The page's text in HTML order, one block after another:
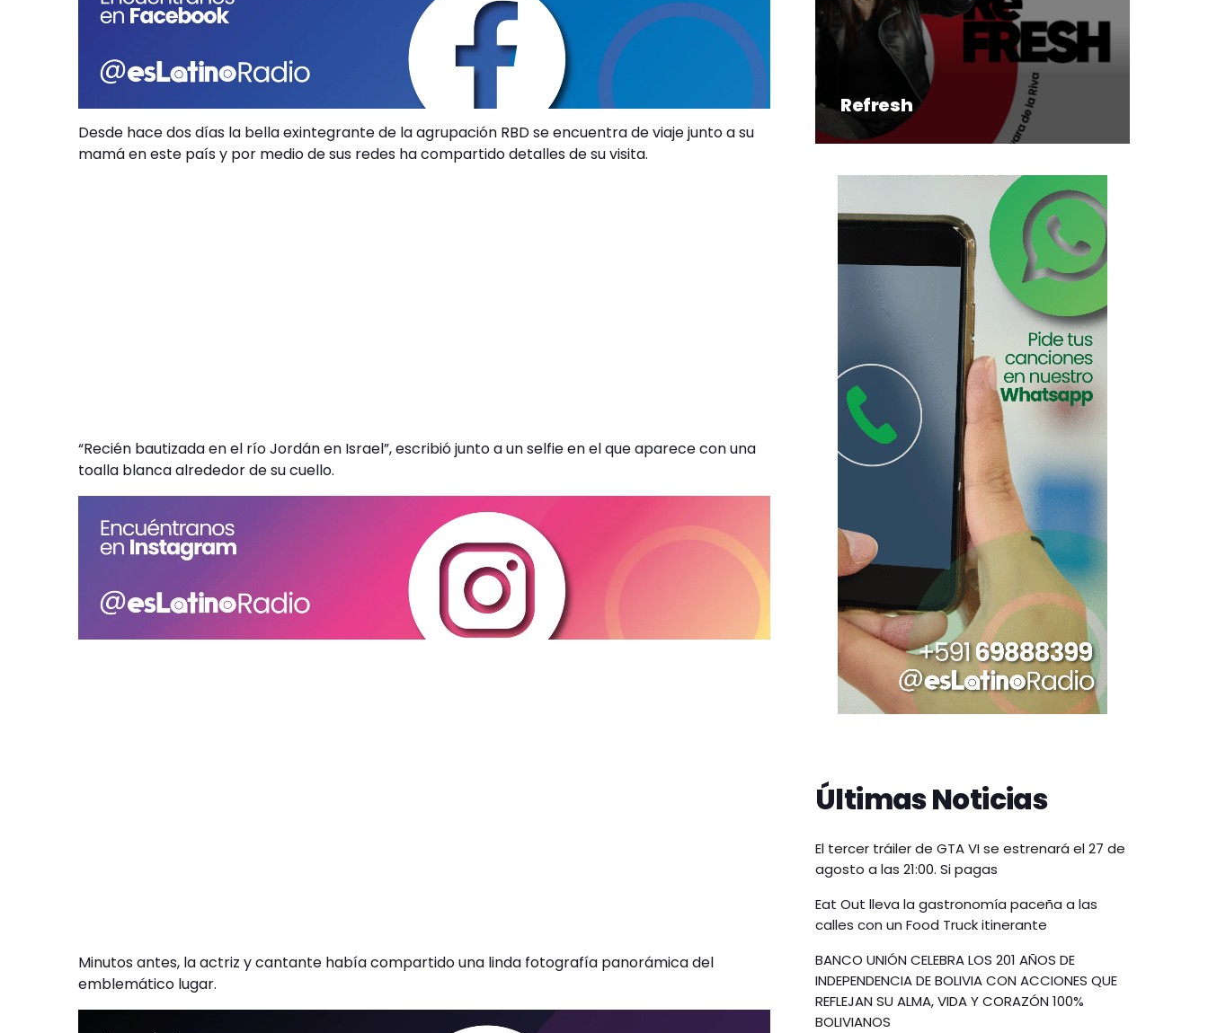
Desde hace dos días la bella exintegrante de la agrupación RBD se encuentra de viaje junto a su
mamá en este país y por medio de sus redes ha compartido detalles de su visita.
“Recién bautizada en el río Jordán en Israel”, escribió junto a un selfie en el que aparece con una
toalla blanca alrededor de su cuello.
Minutos antes, la actriz y cantante había compartido una linda fotografía panorámica del
emblemático lugar.
Refresh
Últimas Noticias
El tercer tráiler de GTA VI se estrenará el 27 de
agosto a las 21:00. Si pagas
Eat Out lleva la gastronomía paceña a las
calles con un Food Truck itinerante
BANCO UNIÓN CELEBRA LOS 201 AÑOS DE
INDEPENDENCIA DE BOLIVIA CON ACCIONES QUE
REFLEJAN SU ALMA, VIDA Y CORAZÓN 100%
BOLIVIANOS